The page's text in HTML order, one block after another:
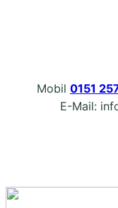
Mobil 0151
E-Mail: